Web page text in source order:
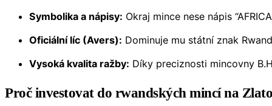
Symbolika a nápisy: Okraj mince nese nápis
Oficiální líc (Avers): Dominuje mu státní znak
Vysoká kvalita ražby: Díky preciznosti mincovny
Proč investovat do rwandských mincí na